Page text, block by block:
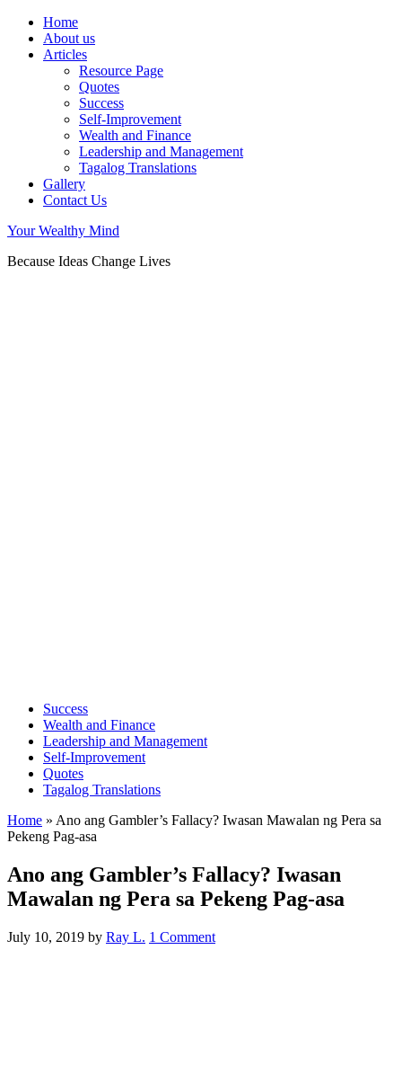
Home
About us
Articles
Resource Page
Quotes
Success
Self-Improvement
Wealth and Finance
Leadership and Management
Tagalog Translations
Gallery
Contact Us
Your Wealthy Mind
Because Ideas Change Lives
Success
Wealth and Finance
Leadership and Management
Self-Improvement
Quotes
Tagalog Translations
Home » Ano ang Gambler’s Fallacy? Iwasan Mawalan ng Pera sa
Pekeng Pag-asa
Ano ang Gambler’s Fallacy? Iwasan
Mawalan ng Pera sa Pekeng Pag-asa
July 10, 2019 by Ray L. 1 Comment